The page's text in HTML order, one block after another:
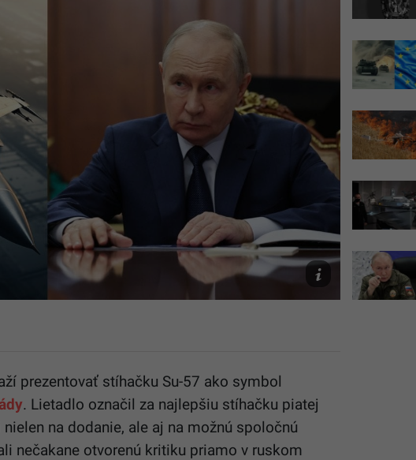
Na
snímke
stíhačka
Vladimir
(Ilustračná
fotografia)
Magnific.com/AI,
SITA
prezentovať stíhačku Su-57 ako symbol
. Lietadlo označil za najlepšiu stíhačku piatej
na dodanie, ale aj na možnú spoločnú
nečakane otvorenú kritiku priamo v ruskom